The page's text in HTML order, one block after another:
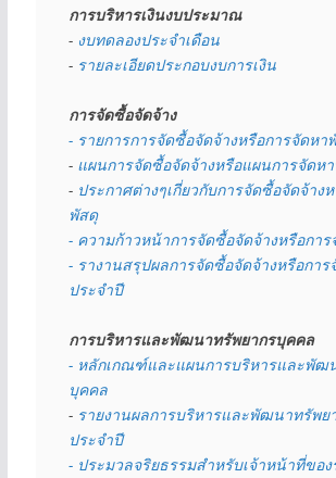
การบริหารเงินงบประมาณ
- งบทดลองประจำเดือน
- รายละเอียดประกอบงบการเงิน
การจัดซื้อจัดจ้าง
- รายการการจัดซื้อจัดจ้างหรือการจัดหา
- แผนการจัดซื้อจัดจ้างหรือแผนการจัดห
- ประกาศต่างๆเกี่ยวกับการจัดซื้อจัดจ้าง
พัสดุ
- ความก้าวหน้าการจัดซื้อจัดจ้างหรือกา
- รางานสรุปผลการจัดซื้อจัดจ้างหรือกา
ประจำปี
การบริหารและพัฒนาทรัพยากรบุคคล
- หลักเกณฑ์และแผนการบริหารและพัฒ
บุคคล
- รายงานผลการบริหารและพัฒนาทรัพย
ประจำปี
- ประมวลจริยธรรมสำหรับเจ้าหน้าที่ของ